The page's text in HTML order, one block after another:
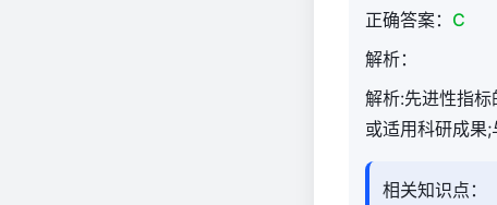
正确答案： C
解析：
解析:先进性指
或适用科研成果;
相关知识点：